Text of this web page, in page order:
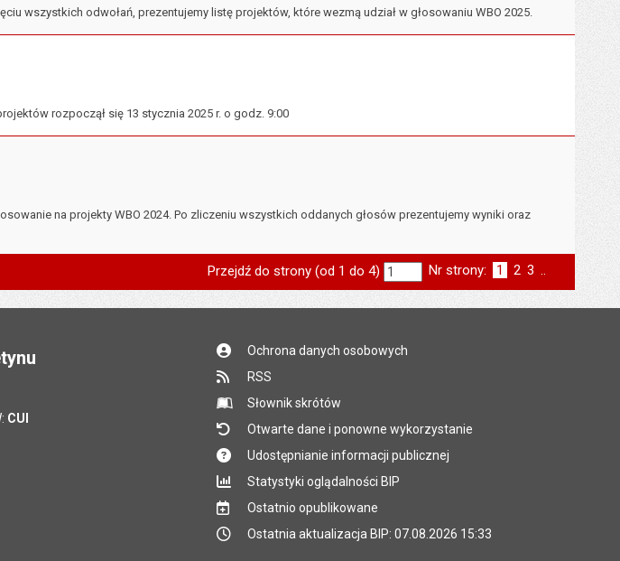
wszystkich odwołań, prezentujemy listę projektów, które wezmą udział w głosowaniu WBO 2025.
rozpoczął się 13 stycznia 2025 r. o godz. 9:00
na projekty WBO 2024. Po zliczeniu wszystkich oddanych głosów prezentujemy wyniki oraz
Przejdź do strony (od 1 do 4) Nr strony: Strona
1 Strona
2 Strona
3 ..
CUI
Ochrona danych osobowych
RSS
Słownik skrótów
Otwarte dane i ponowne wykorzystanie
Udostępnianie informacji publicznej
Statystyki oglądalności BIP
Ostatnio opublikowane
Ostatnia aktualizacja BIP: 07.08.2026 15:33